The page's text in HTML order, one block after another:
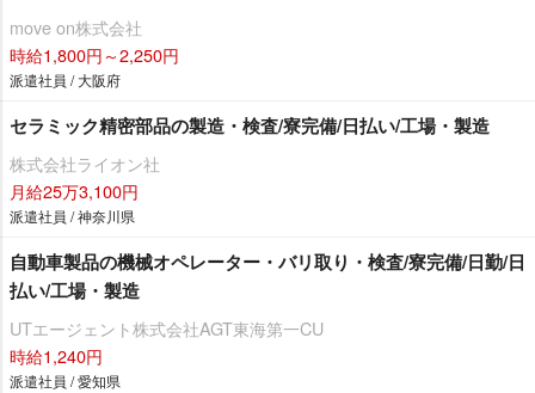
move on株式会社
時給1,800円～2,250円
派遣社員 / 大阪府
セラミック精密部品の製造・検査/寮完備/日払い/工場・製造
株式会社ライオン社
月給25万3,100円
派遣社員 / 神奈川県
自動車製品の機械オペレーター・バリ取り・検査/寮完備/日勤/日
払い/工場・製造
UTエージェント株式会社AGT東海第一CU
時給1,240円
派遣社員 / 愛知県